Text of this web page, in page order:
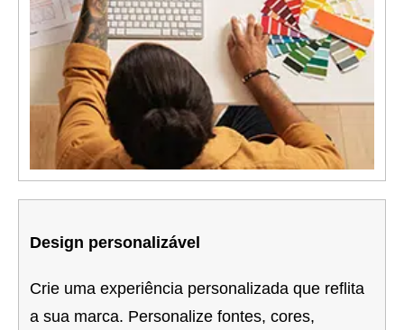
Design personalizável
Crie uma experiência personalizada que reflita
a sua marca. Personalize fontes, cores,